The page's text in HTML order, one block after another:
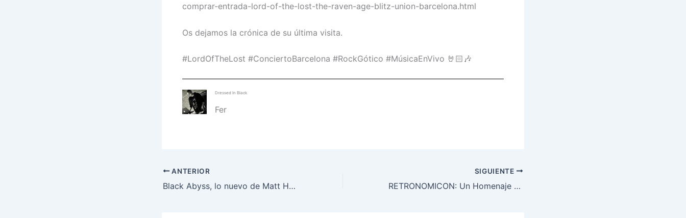
comprar-entrada-lord-of-the-lost-the-raven-age-blitz-union-barcelona.html
Os dejamos la crónica de su última visita.
#LordOfTheLost #ConciertoBarcelona #RockGótico #MúsicaEnVivo 🤘🏻🎶
Dressed In Black
Fer
ANTERIOR
Black Abyss, lo nuevo de Matt Hart
SIGUIENTE
RETRONOMICON: Un Homenaje Poderoso a la Era Synthpop y un Acto de Solidaridad Musical